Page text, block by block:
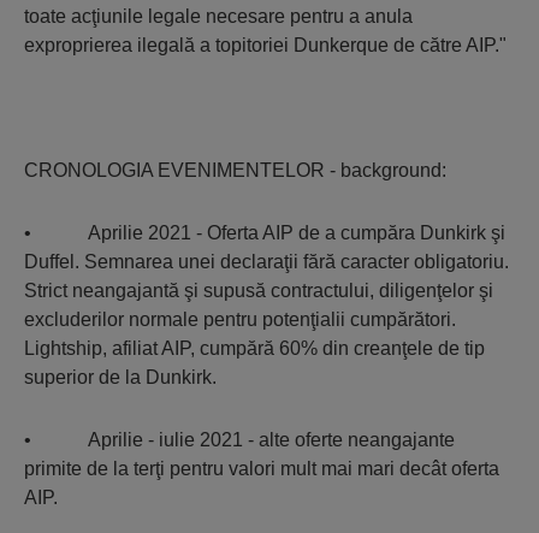
toate acţiunile legale necesare pentru a anula
exproprierea ilegală a topitoriei Dunkerque de către AIP."
CRONOLOGIA EVENIMENTELOR - background:
• Aprilie 2021 - Oferta AIP de a cumpăra Dunkirk şi
Duffel. Semnarea unei declaraţii fără caracter obligatoriu.
Strict neangajantă şi supusă contractului, diligenţelor şi
excluderilor normale pentru potenţialii cumpărători.
Lightship, afiliat AIP, cumpără 60% din creanţele de tip
superior de la Dunkirk.
• Aprilie - iulie 2021 - alte oferte neangajante
primite de la terţi pentru valori mult mai mari decât oferta
AIP.